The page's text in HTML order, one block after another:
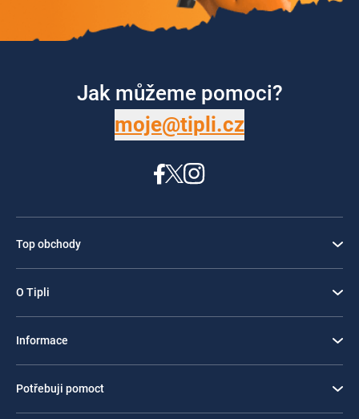
Jak můžeme pomoci?
moje@tipli.cz
Top obchody
O Tipli
Informace
Potřebuji pomoct